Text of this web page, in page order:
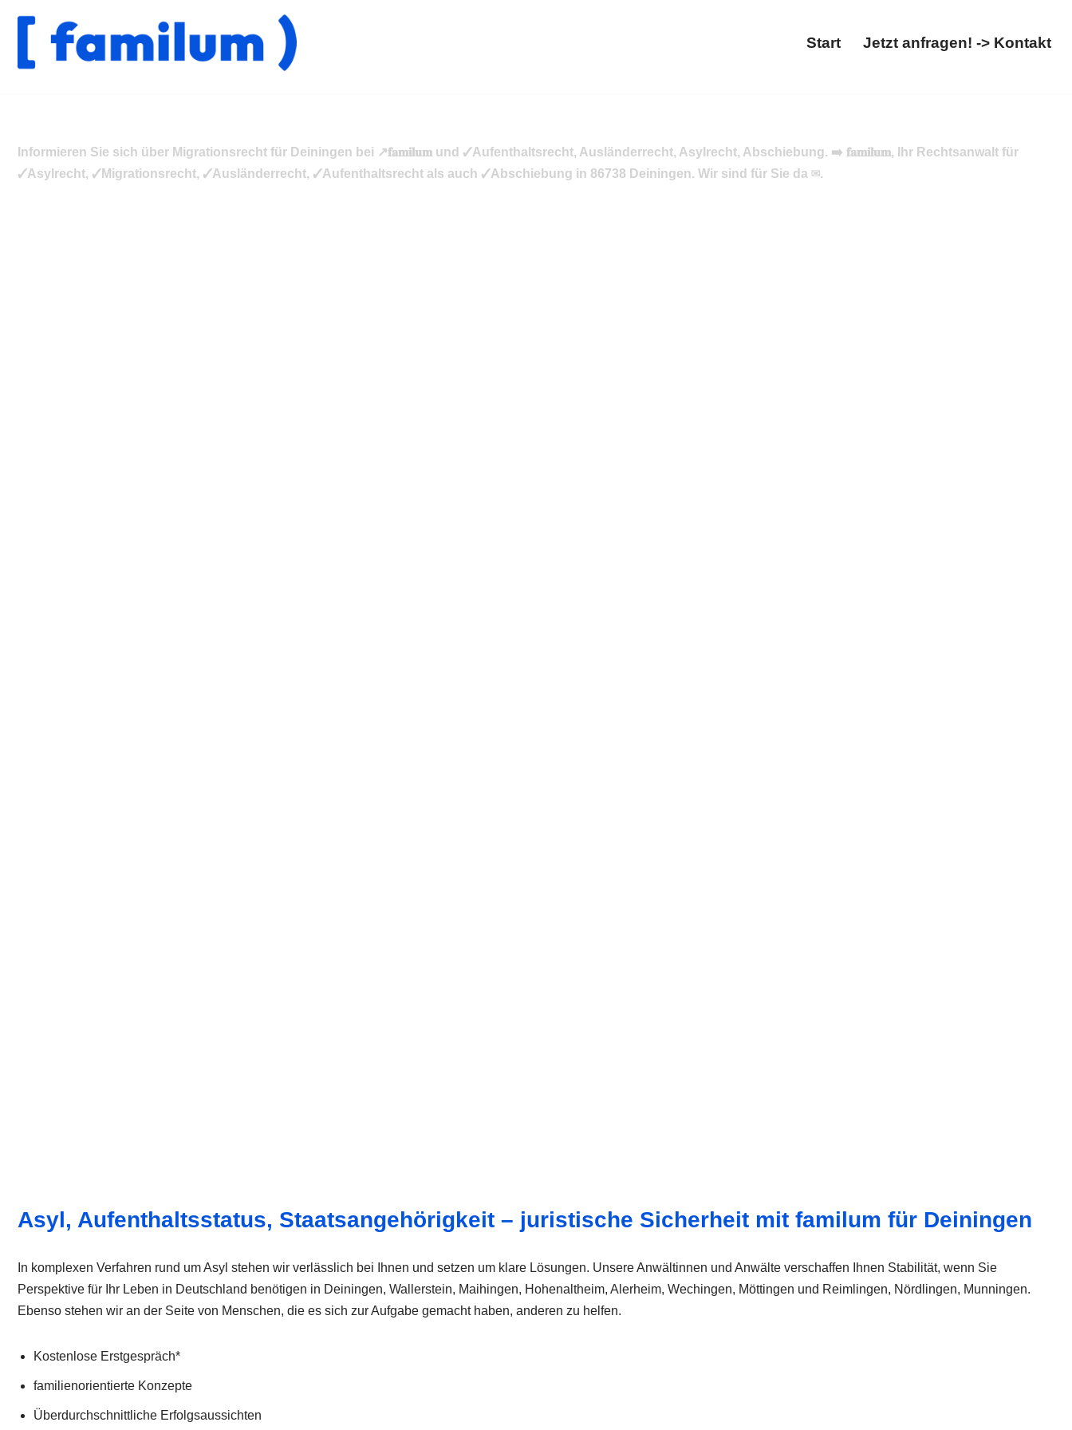
Inhalt
Start Jetzt anfragen! -> Kontakt
Informieren Sie sich über Migrationsrecht für Deiningen bei ↗️𝐟𝐚𝐦𝐢𝐥𝐮𝐦 und ✓Aufenthaltsrecht, Ausländerrecht, Asylrecht, Abschiebung. ➡️ 𝐟𝐚𝐦𝐢𝐥𝐮𝐦, Ihr Rechtsanwalt für
✓Asylrecht, ✓Migrationsrecht, ✓Ausländerrecht, ✓Aufenthaltsrecht als auch ✓Abschiebung in 86738 Deiningen. Wir sind für Sie da ✉.
Asyl, Aufenthaltsstatus, Staatsangehörigkeit – juristische Sicherheit mit familum für Deiningen
In komplexen Verfahren rund um Asyl stehen wir verlässlich bei Ihnen und setzen um klare Lösungen. Unsere Anwältinnen und Anwälte verschaffen Ihnen Stabilität, wenn Sie
Perspektive für Ihr Leben in Deutschland benötigen in Deiningen, Wallerstein, Maihingen, Hohenaltheim, Alerheim, Wechingen, Möttingen und Reimlingen, Nördlingen, Munningen.
Ebenso stehen wir an der Seite von Menschen, die es sich zur Aufgabe gemacht haben, anderen zu helfen.
Kostenlose Erstgespräch*
familienorientierte Konzepte
Überdurchschnittliche Erfolgsaussichten